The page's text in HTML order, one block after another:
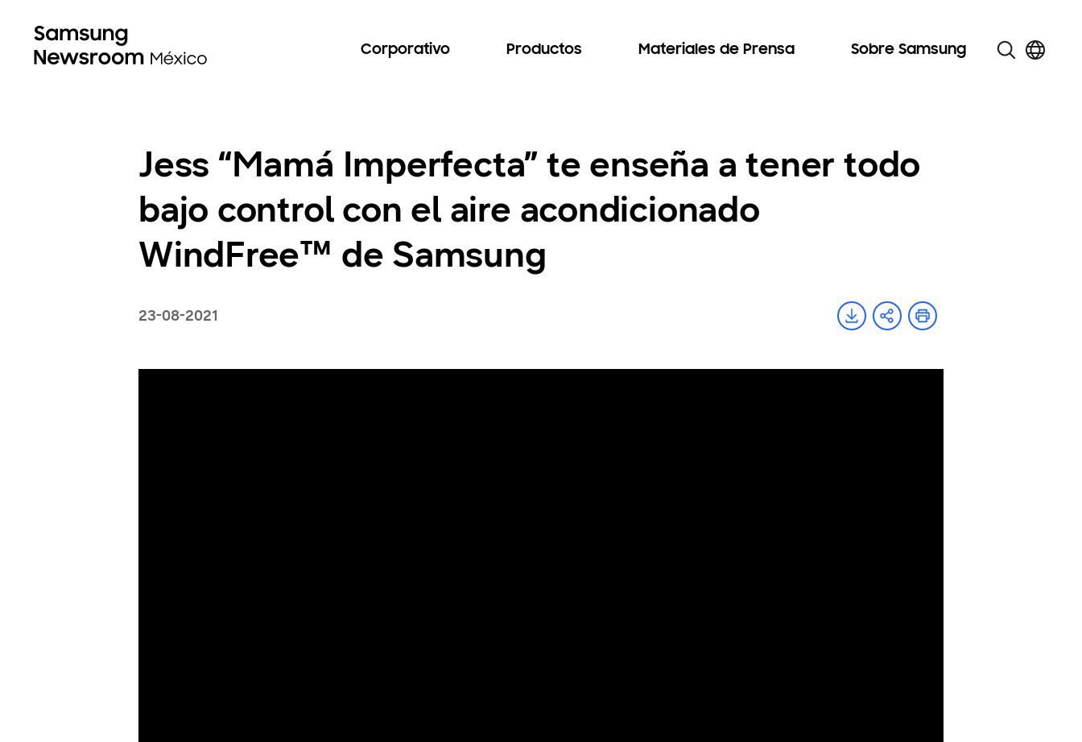
Corporativo Productos Materiales de Prensa Sobre Samsung
Jess “Mamá Imperfecta” te enseña a tener todo
bajo control con el aire acondicionado
WindFree™ de Samsung
23-08-2021